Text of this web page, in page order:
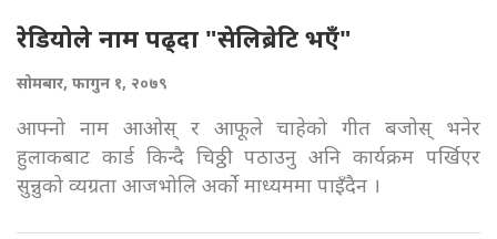
रेडियोले नाम पढ्दा "सेलिब्रेटि भएँ"
सोमबार, फागुन १, २०७९
आफ्नो नाम आओस् र आफूले चाहेको गीत बजोस् भनेर
हुलाकबाट कार्ड किन्दै चिठ्ठी पठाउनु अनि कार्यक्रम पर्खिएर
सुन्नुको व्यग्रता आजभोलि अर्को माध्यममा पाइँदैन ।